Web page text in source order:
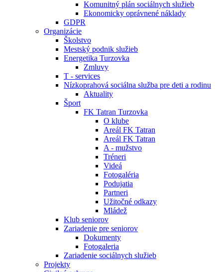
Komunitný plán sociálnych služieb
Ekonomicky oprávnené náklady
GDPR
Organizácie
Školstvo
Mestský podnik služieb
Energetika Turzovka
Zmluvy
T - services
Nízkoprahová sociálna služba pre deti a rodinu
Aktuality
Šport
FK Tatran Turzovka
O klube
Areál FK Tatran
Areál FK Tatran
A - mužstvo
Tréneri
Videá
Fotogaléria
Podujatia
Partneri
Užitočné odkazy
Mládež
Klub seniorov
Zariadenie pre seniorov
Dokumenty
Fotogaleria
Zariadenie sociálnych služieb
Projekty